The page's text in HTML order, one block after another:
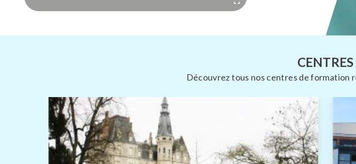
CENTRES
Découvrez tous nos centres de formation